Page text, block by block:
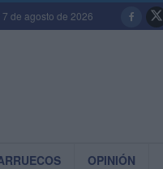
de agosto de 2026
OPINIÓN